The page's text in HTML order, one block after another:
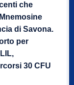
che
di Savona.
per
30 CFU